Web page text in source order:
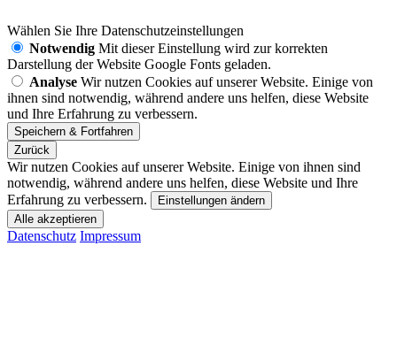
Wählen Sie Ihre Datenschutzeinstellungen
Notwendig Mit dieser Einstellung wird zur korrekten
Darstellung der Website Google Fonts geladen.
Analyse Wir nutzen Cookies auf unserer Website. Einige von
ihnen sind notwendig, während andere uns helfen, diese Website
und Ihre Erfahrung zu verbessern.
Zurück
Wir nutzen Cookies auf unserer Website. Einige von ihnen sind
notwendig, während andere uns helfen, diese Website und Ihre
Erfahrung zu verbessern.
Einstellungen ändern
Datenschutz Impressum